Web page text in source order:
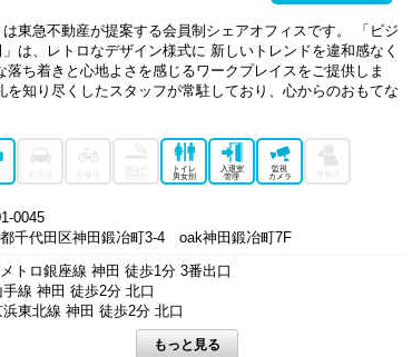
東急不動産が提案する会員制シェアオフィスです。 「ビジ
は、レトロなデザイン様式に 新しいトレンドを違和感なく
落ち着きと心地よさを感じるワークプレイスをご提供しま
を知り尽くしたスタッフが常駐しており、心からのおもてな
トイレ
男女別
入退室
管理
監視
カメラ
0045
千代田区神田鍛冶町3-4 oak神田鍛冶町7F
トロ銀座線 神田 徒歩1分 3番出口
線 神田 徒歩2分 北口
浜東北線 神田 徒歩2分 北口